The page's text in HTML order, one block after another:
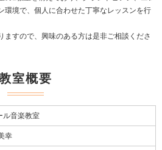
環境で、個人に合わせた丁寧なレッスンを行
ますので、興味のある方は是非ご相談くださ
室概要
ル音楽教室
幸